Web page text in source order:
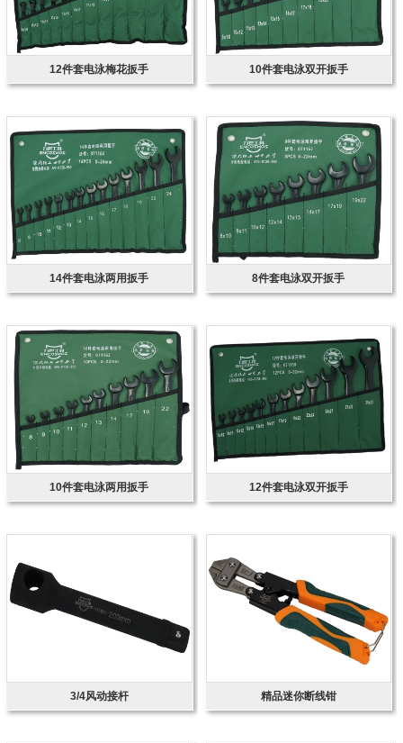
12件套电泳梅花扳手 10件套电泳双开扳手
14件套电泳两用扳手 8件套电泳双开扳手
10件套电泳两用扳手 12件套电泳双开扳手
3/4风动接杆 精品迷你断线钳